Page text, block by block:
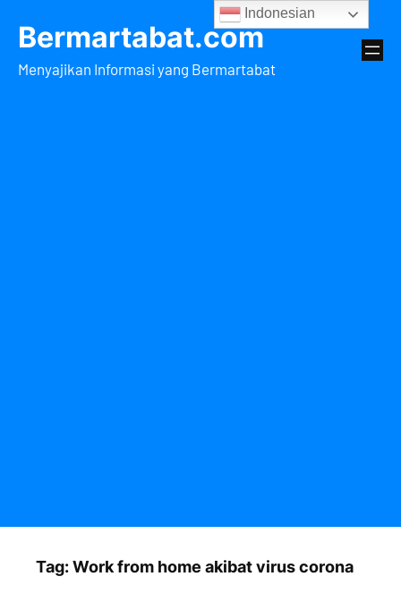
Bermartabat.com
Menyajikan Informasi yang Bermartabat
Tag:Work from home akibat virus corona
Indonesian